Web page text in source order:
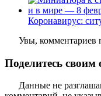
Коронавирус:
Увы, комментариев
Поделитесь
Данные не